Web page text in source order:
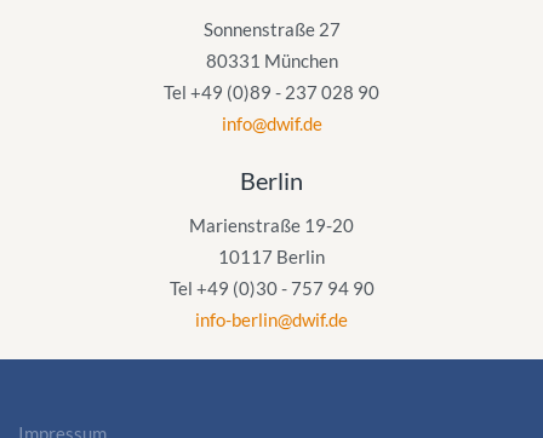
Sonnenstraße 27
80331 München
Tel +49 (0)89 - 237 028 90
info@dwif.de
Berlin
Marienstraße 19-20
10117 Berlin
Tel +49 (0)30 - 757 94 90
info-berlin@dwif.de
Impressum